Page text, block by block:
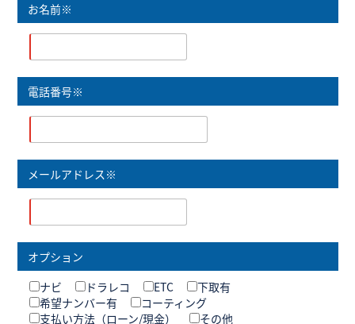
お名前※
電話番号※
メールアドレス※
オプション
ナビ
ドラレコ ETC
下取有
希望ナンバー有
コーティング
支払い方法（ローン/現金）
その他